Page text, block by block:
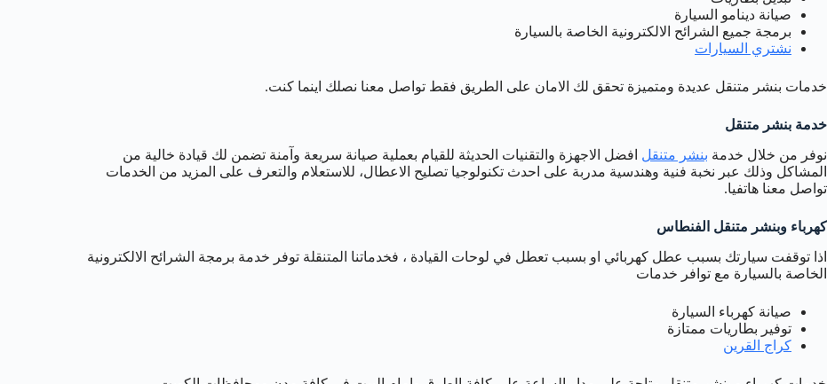
صيانة دينامو السيارة
برمجة جميع الشرائح الالكترونية الخاصة بالسيارة
نشتري السيارات
خدمات بنشر متنقل عديدة ومتميزة تحقق لك الامان على الطريق فقط تواصل معنا نصلك اينما كنت.
خدمة بنشر متنقل
نوفر من خلال خدمة بنشر متنقل افضل الاجهزة والتقنيات الحديثة للقيام بعملية صيانة سريعة وآمنة تضمن لك قيادة خالية من
المشاكل وذلك عبر نخبة فنية وهندسية مدربة على احدث تكنولوجيا تصليح الاعطال، للاستعلام والتعرف على المزيد من الخدمات
تواصل معنا هاتفيا.
كهرباء وبنشر متنقل الفنطاس
اذا توقفت سيارتك بسبب عطل كهربائي او بسبب تعطل في لوحات القيادة ، فخدماتنا المتنقلة توفر خدمة برمجة الشرائح الالكترونية
الخاصة بالسيارة مع توافر خدمات
صيانة كهرباء السيارة
توفير بطاريات ممتازة
كراج القرين